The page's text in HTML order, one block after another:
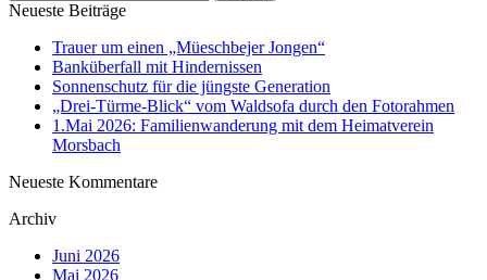
Neueste Beiträge
Trauer um einen „Müeschbejer Jongen“
Banküberfall mit Hindernissen
Sonnenschutz für die jüngste Generation
„Drei-Türme-Blick“ vom Waldsofa durch den Fotorahmen
1.Mai 2026: Familienwanderung mit dem Heimatverein
Morsbach
Neueste Kommentare
Archiv
Juni 2026
Mai 2026